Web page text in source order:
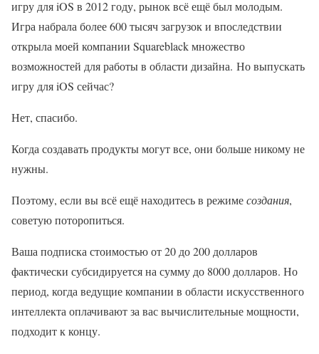
игру для iOS в 2012 году, рынок всё ещё был молодым.
Игра набрала более 600 тысяч загрузок и впоследствии
открыла моей компании Squareblack множество
возможностей для работы в области дизайна. Но выпускать
игру для iOS сейчас?
Нет, спасибо.
Когда создавать продукты могут все, они больше никому не
нужны.
Поэтому, если вы всё ещё находитесь в режимесоздания,
советую поторопиться.
Ваша подписка стоимостью от 20 до 200 долларов
фактически субсидируется на сумму до 8000 долларов. Но
период, когда ведущие компании в области искусственного
интеллекта оплачивают за вас вычислительные мощности,
подходит к концу.